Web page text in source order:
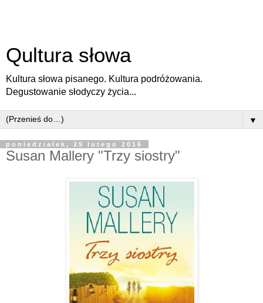
Qultura słowa
Kultura słowa pisanego. Kultura podróżowania.
Degustowanie słodyczy życia...
▼
poniedziałek, 29 lutego 2016
Susan Mallery "Trzy siostry"